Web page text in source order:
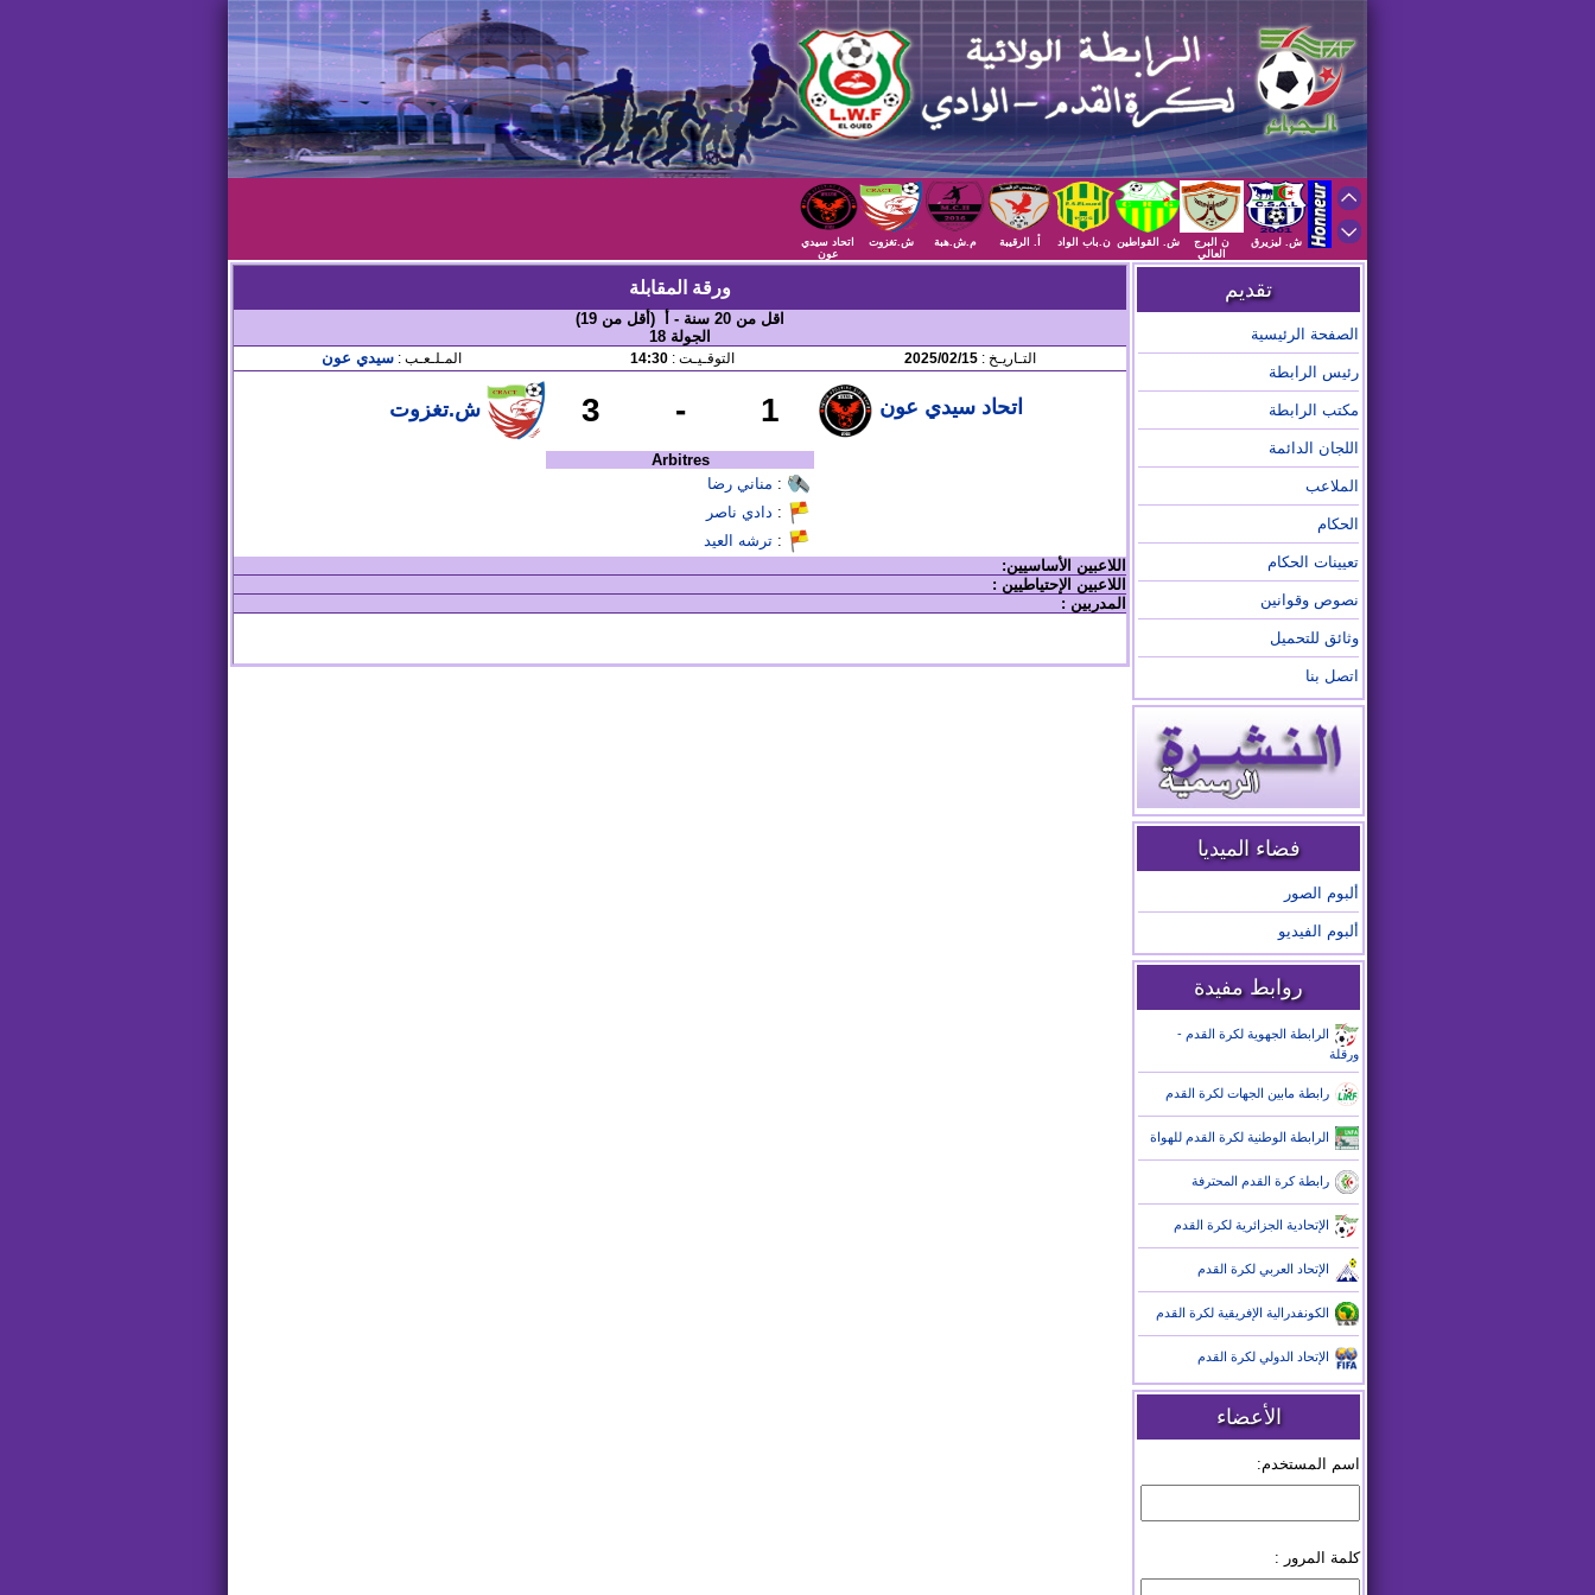
ش. ليزيرق
ن البرج
العالي
ش. القواطين ن.باب الواد أ. الرقيبة م.ش.هبة ش.تغزوت
اتحاد سيدي
عون
تقديم
الصفحة الرئيسية
رئيس الرابطة
مكتب الرابطة
اللجان الدائمة
الملاعب
الحكام
تعيينات الحكام
نصوص وقوانين
وثائق للتحميل
اتصل بنا
فضاء الميديا
ألبوم الصور
ألبوم الفيديو
روابط مفيدة
الرابطة الجهوية لكرة القدم -
ورقلة
رابطة مابين الجهات لكرة القدم
الرابطة الوطنية لكرة القدم للهواة
رابطة كرة القدم المحترفة
الإتحادية الجزائرية لكرة القدم
الإتحاد العربي لكرة القدم
الكونفدرالية الإفريقية لكرة القدم
الإتحاد الدولي لكرة القدم
الأعضاء
اسم المستخدم:
كلمة المرور :
ورقة المقابلة
اقل من 20 سنة - أ (أقل من 19)
الجولة 18
التـاريـخ : 2025/02/15 التوقـيـت :14:30 المـلـعـب : سيدي عون
اتحاد سيدي عون 1
-
3 ش.تغزوت
Arbitres
: مناني رضا
: دادي ناصر
: ترشه العيد
اللاعبين الأساسيين:
اللاعبين الإحتياطيين :
المدربين :